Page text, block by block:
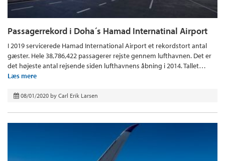
Passagerrekord i Doha´s Hamad Internatinal Airport
I 2019 servicerede Hamad International Airport et rekordstort antal
gæster. Hele 38,786,422 passagerer rejste gennem lufthavnen. Det er
det højeste antal rejsende siden lufthavnens åbning i 2014. Tallet…
Læs mere
08/01/2020 by Carl Erik Larsen